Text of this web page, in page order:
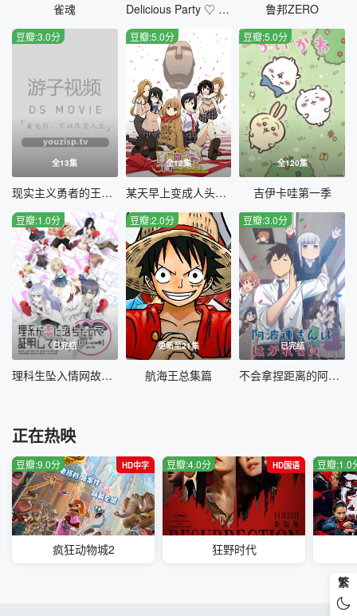
雀魂 Delicious Party ♡ 光之美少女 鲁邦ZERO
全13集
豆瓣:3.0分
现实主义勇者的王国再建记第二季
全12集
豆瓣:5.0分
某天早上变成人头麦克风的我君的人生
全120集
豆瓣:5.0分
吉伊卡哇第一季
已完结
豆瓣:1.0分
理科生坠入情网故尝试证明第二季国语
更新至21集
豆瓣:2.0分
航海王总集篇
已完结
豆瓣:3.0分
不会拿捏距离的阿波连同学国语
正在热映
HD中字
豆瓣:9.0分
疯狂动物城2
HD国语
豆瓣:4.0分
狂野时代
豆瓣:1.0
繁